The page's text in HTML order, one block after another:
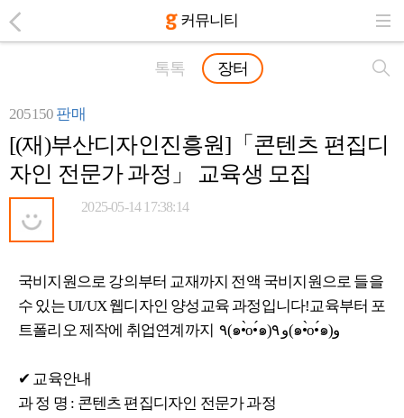
커뮤니티
톡톡 장터
205150 판매
[(재)부산디자인진흥원]「콘텐츠 편집디
자인 전문가 과정」 교육생 모집
2025-05-14 17:38:14
국비지원으로 강의부터 교재까지 전액 국비지원으로 들을
수 있는 UI/UX 웹디자인 양성교육 과정입니다!교육부터 포
트폴리오 제작에 취업연계까지 ٩(๑•̀o•́๑)و ٩(๑•̀o•́๑)و
✔ 교육안내
과 정 명 : 콘텐츠 편집디자인 전문가 과정